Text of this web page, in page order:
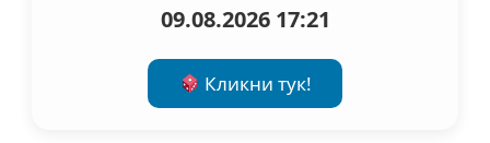
09.08.2026 17:21
Кликни тук!